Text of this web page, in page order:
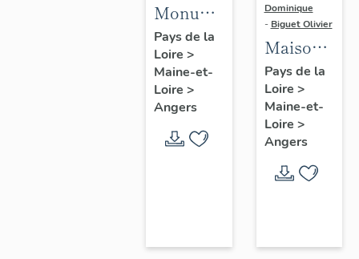
Monument
aux
morts,
église
paroissiale
Saint-
Joseph
Pays de la
Loire >
Maine-et-
Loire >
Angers
Dominique
- Biguet Olivier
Maisons
jumelles,
12 bis, 12
ter
boulevard
Arago
Pays de la
Loire >
Maine-et-
Loire >
Angers